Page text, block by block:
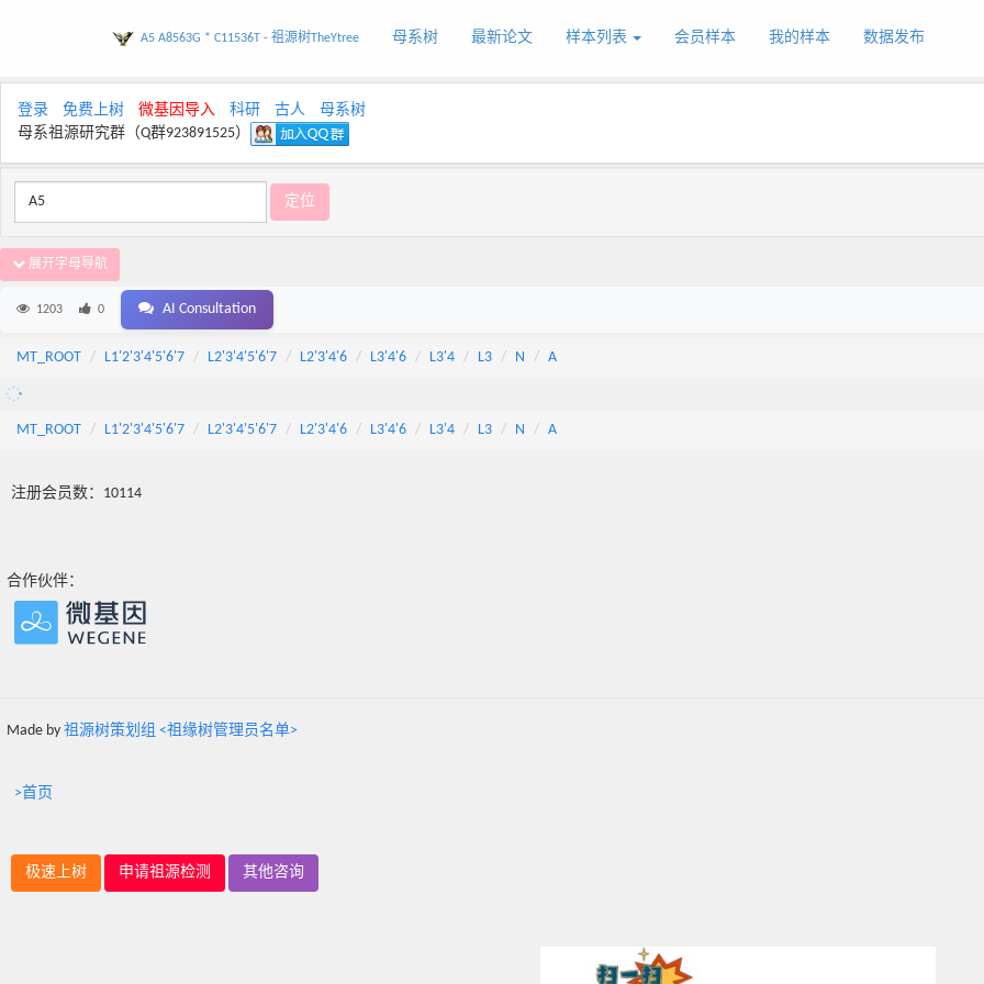
A5 A8563G * C11536T - 祖源树TheYtree 母系树 最新论文 样本列表 会员样本 我的样本 数据发布
登录 免费上树 微基因导入 科研 古人
母系树
母系祖源研究群（Q群923891525）
展开字母导航
1203 0 AI Consultation
MT_ROOT L1'2'3'4'5'6'7 L2'3'4'5'6'7 L2'3'4'6 L3'4'6 L3'4 L3 N A
MT_ROOT L1'2'3'4'5'6'7 L2'3'4'5'6'7 L2'3'4'6 L3'4'6 L3'4 L3 N A
注册会员数：10114
合作伙伴：
Made by 祖源树策划组 <祖缘树管理员名单>
>首页
极速上树 申请祖源检测 其他咨询